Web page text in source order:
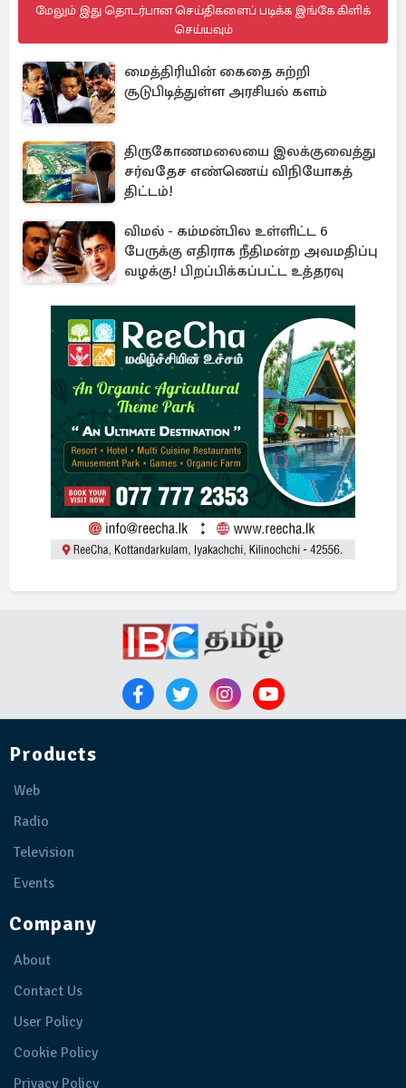
மேலும் இது தொடர்பான செய்திகளைப் படிக்க இங்கே கிளிக்
செய்யவும்
மைத்திரியின் கைதை சுற்றி
சூடுபிடித்துள்ள அரசியல் களம்
திருகோணமலையை இலக்குவைத்து
சர்வதேச எண்ணெய் விநியோகத்
திட்டம்!
விமல் - கம்மன்பில உள்ளிட்ட 6
பேருக்கு எதிராக நீதிமன்ற அவமதிப்பு
வழக்கு! பிறப்பிக்கப்பட்ட உத்தரவு
Products
Web
Radio
Television
Events
Company
About
Contact Us
User Policy
Cookie Policy
Privacy Policy